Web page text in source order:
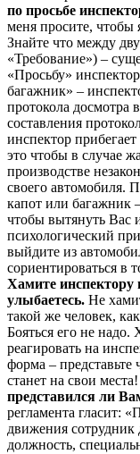
по просьбе
меня просите, чтобы
Знайте что между
«Требование») –
«Просьбу»
багажник» –
протокола досмотра
составления
инспектор
это чтобы в случае
производстве
своего автомобиля.
капот или багажник
чтобы вытянуть Вас
психологический
выйдите из
сориентироваться в
Хамите инспектору
улыбаетесь. Не
такой же человек,
Бояться его не надо.
реагировать на
форма – представьте
станет на свои места!
представился ли
регламента гласит:
движения сотрудник
должность,